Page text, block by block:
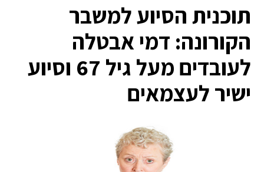
תוכנית הסיוע למשבר
הקורונה: דמי אבטלה
לעובדים מעל גיל 67 וסיוע
ישיר לעצמאים